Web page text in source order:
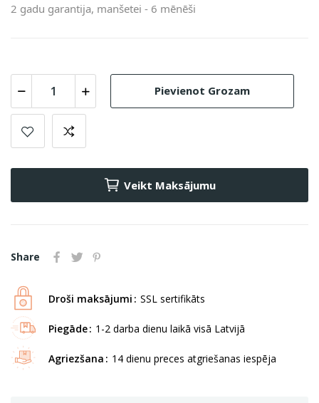
2 gadu garantija, manšetei - 6 mēnēši
Pievienot Grozam
Veikt Maksājumu
Share
Droši maksājumi SSL sertifikāts
Piegāde 1-2 darba dienu laikā visā Latvijā
Agriezšana 14 dienu preces atgriešanas iespēja